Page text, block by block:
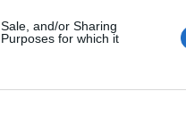
and/or Sharing
for which it
mintegy 170
már kevesebben